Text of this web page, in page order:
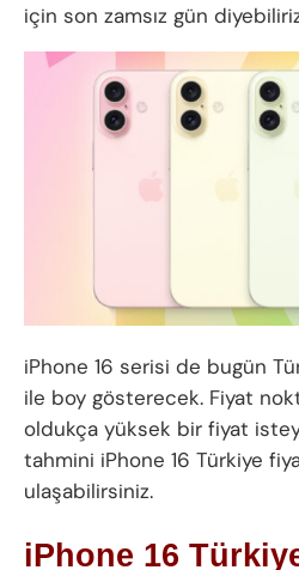
için son zamsız gün
iPhone 16 serisi de bugün
ile boy gösterecek. Fiyat
oldukça yüksek bir fiyat
tahmini iPhone 16 Türkiye
ulaşabilirsiniz.
iPhone 16